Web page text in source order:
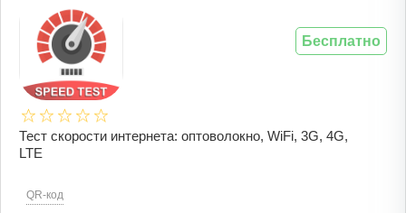
Тест скорости интернета: оптоволокно, WiFi, 3G, 4G,
LTE
QR-код
Бесплатно